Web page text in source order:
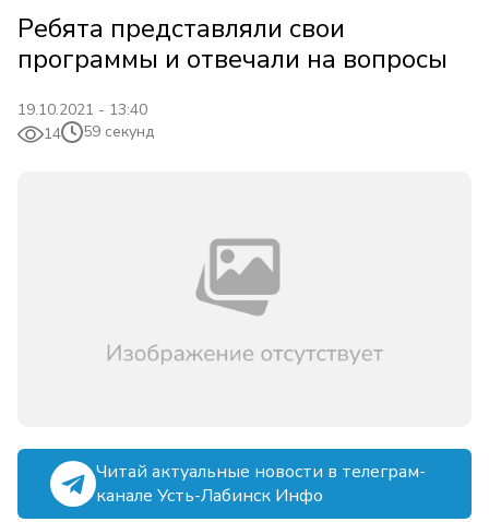
Ребята представляли свои
программы и отвечали на вопросы
19.10.2021 - 13:40
14
59 секунд
Читай актуальные новости в телеграм-
канале Усть-Лабинск Инфо